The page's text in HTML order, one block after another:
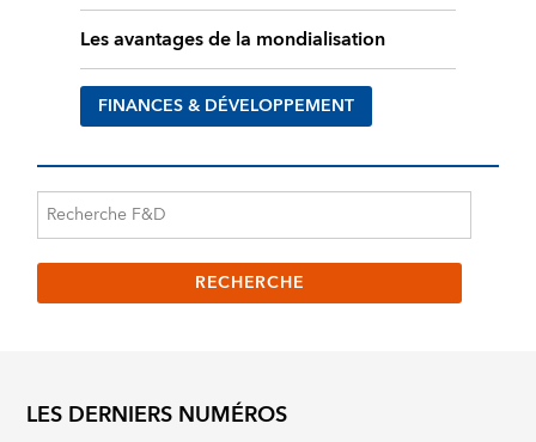
Les avantages de la mondialisation
FINANCES & DÉVELOPPEMENT
LES DERNIERS NUMÉROS